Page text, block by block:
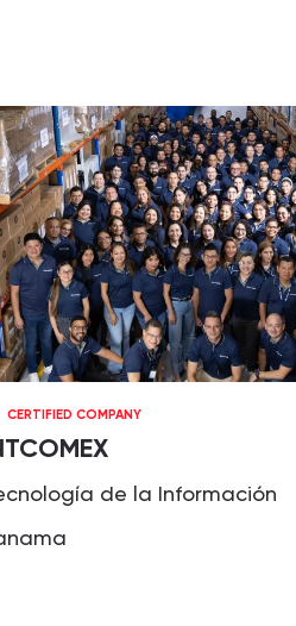
CERTIFIED COMPANY
de la Información